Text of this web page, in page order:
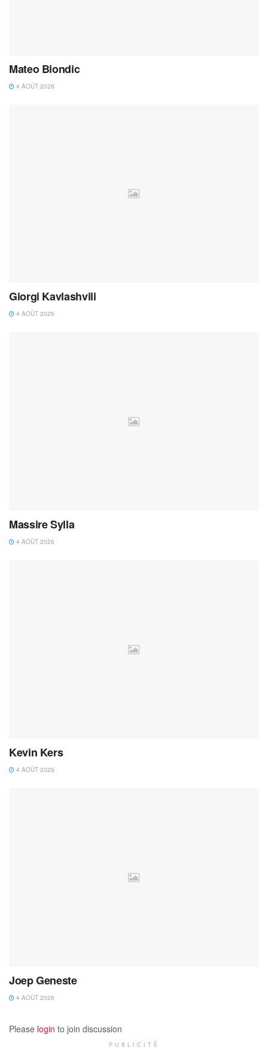
Mateo Biondic
4 AOÛT 2026
Giorgi Kavlashvili
4 AOÛT 2026
Massire Sylla
4 AOÛT 2026
Kevin Kers
4 AOÛT 2026
Joep Geneste
4 AOÛT 2026
Please login to join discussion
PUBLICITÉ